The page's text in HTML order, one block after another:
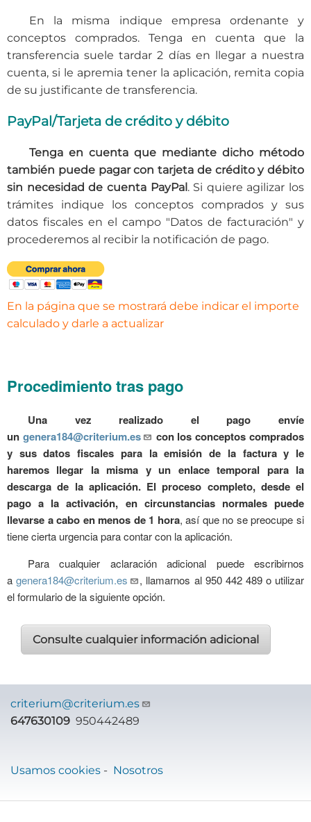
En la misma indique empresa ordenante y
conceptos comprados. Tenga en cuenta que la
transferencia suele tardar 2 días en llegar a nuestra
cuenta, si le apremia tener la aplicación, remita copia
de su justificante de transferencia.
PayPal/Tarjeta de crédito y débito
Tenga en cuenta que mediante dicho método
también puede pagar con tarjeta de crédito y débito
sin necesidad de cuenta PayPal. Si quiere agilizar los
trámites indique los conceptos comprados y sus
datos fiscales en el campo "Datos de facturación" y
procederemos al recibir la notificación de pago.
En la página que se mostrará debe indicar el importe
calculado y darle a actualizar
Procedimiento tras pago
Una vez realizado el pago envíe
un genera184@criterium.es
con los conceptos comprados
y sus datos fiscales para la emisión de la factura y le
haremos llegar la misma y un enlace temporal para la
descarga de la aplicación. El proceso completo, desde el
pago a la activación, en circunstancias normales puede
llevarse a cabo en menos de 1 hora, así que no se preocupe si
tiene cierta urgencia para contar con la aplicación.
Para cualquier aclaración adicional puede escribirnos
agenera184@criterium.es
, llamarnos al 950 442 489 o utilizar
el formulario de la siguiente opción.
Consulte cualquier información adicional
criterium@criterium.es
647630109 950442489
Usamos cookies - Nosotros